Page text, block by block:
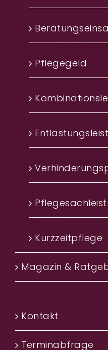
Pflegegeld
Kurzzeitpflege
Magazin &
Kontakt
Terminabfrage